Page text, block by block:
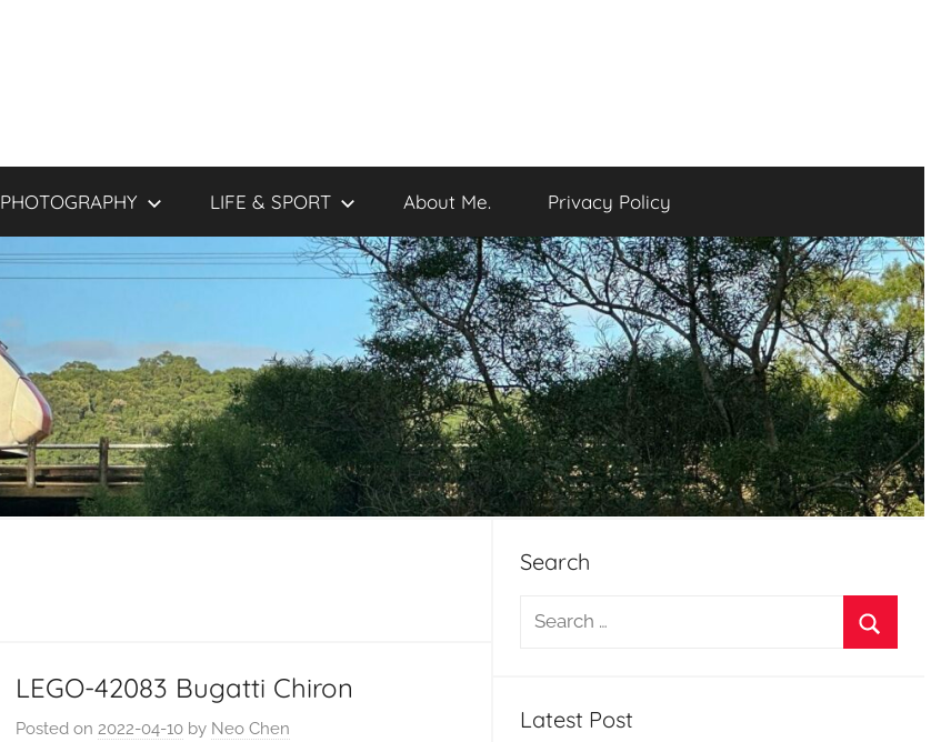
PHOTOGRAPHY LIFE & SPORT About Me. Privacy Policy
LEGO-42083 Bugatti Chiron
Posted on 2022-04-10by Neo Chen
Search
Latest Post